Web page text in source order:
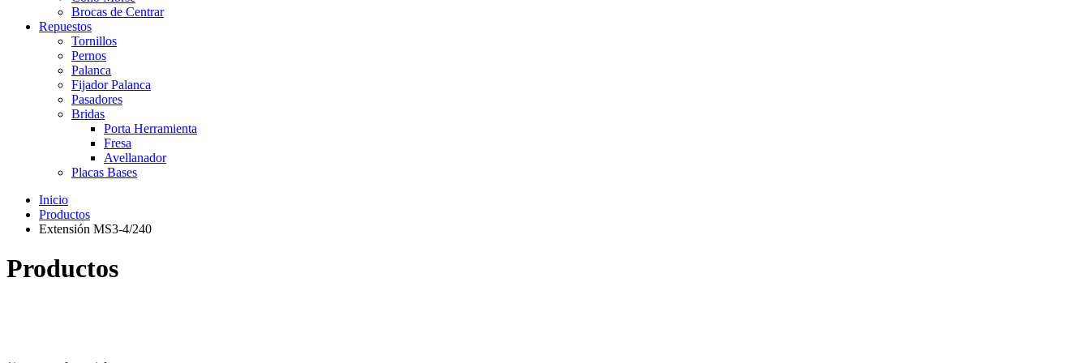
Brocas de Centrar
Repuestos
Tornillos
Pernos
Palanca
Fijador Palanca
Pasadores
Bridas
Porta Herramienta
Fresa
Avellanador
Placas Bases
Inicio
Productos
Extensión MS3-4/240
Productos